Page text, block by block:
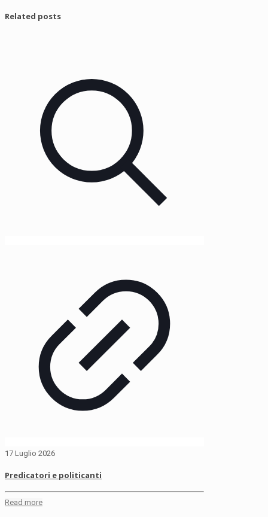
Related posts
17 Luglio 2026
Predicatori e politicanti
Read more